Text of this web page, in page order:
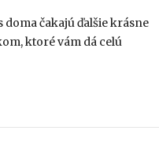
doma čakajú ďalšie krásne
ktoré vám dá celú